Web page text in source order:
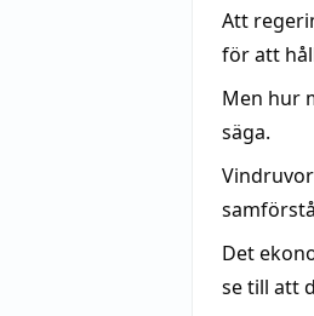
Att
för att
Men hur
säga.
Det
se till att